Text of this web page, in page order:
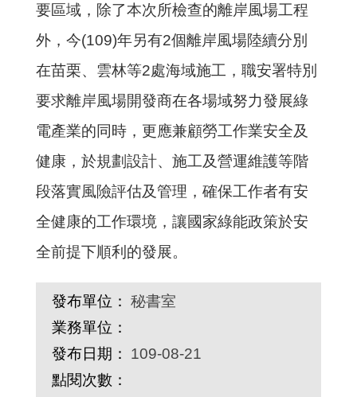
要區域，除了本次所檢查的離岸風場工程
外，今(109)年另有2個離岸風場陸續分別
在苗栗、雲林等2處海域施工，職安署特別
要求離岸風場開發商在各場域努力發展綠
電產業的同時，更應兼顧勞工作業安全及
健康，於規劃設計、施工及營運維護等階
段落實風險評估及管理，確保工作者有安
全健康的工作環境，讓國家綠能政策於安
全前提下順利的發展。
發布單位： 秘書室
業務單位：
發布日期：
109-08-21
點閱次數：